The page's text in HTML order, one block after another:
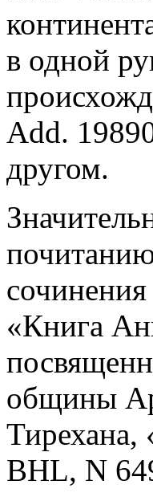
в одной
Add.
другом.
«Книга
общины
Тирехана,
BHL, N